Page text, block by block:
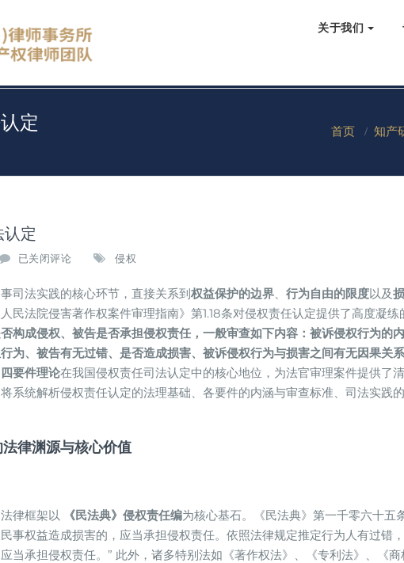
关于我们
定 首页 / 知产
定
侵
责
任
的
司
法
认
定
已关闭评论 侵权
司法实践的核心环节，直接关系到​​权益保护的边界​​、​ ​行为自由的限度​​以及​
民法院侵害著作权案件审理指南》第1.18条对侵权责任认定提供了高度凝练
构成侵权、被告是否承担侵权责任，一般审查如下内容：被诉侵权行为的
为、被告有无过错、是否造成损害、被诉侵权行为与损害之间有无因果关系
​四要件理论​在我国侵权责任司法认定中的核心地位，为法官审理案件提供了
系统解析侵权责任认定的法理基础、各要件的内涵与审查标准、司法实践
律渊源与核心价值
律框架以 ​《民法典》侵权责任编​为核心基石。《民法典》第一千零六十五
事权益造成损害的，应当承担侵权责任。依照法律规定推定行为人有过错
当承担侵权责任。” 此外，诸多特别法如《著作权法》、《专利法》、《商